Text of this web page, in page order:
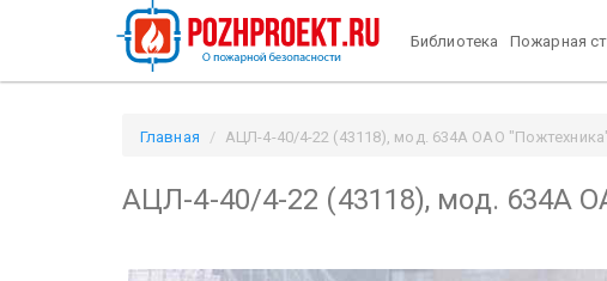
Библиотека Пожарная
Главная АЦЛ-4-40/4-22 (43118), мод. 634А ОАО
АЦЛ-4-40/4-22 (43118), мод. 634А